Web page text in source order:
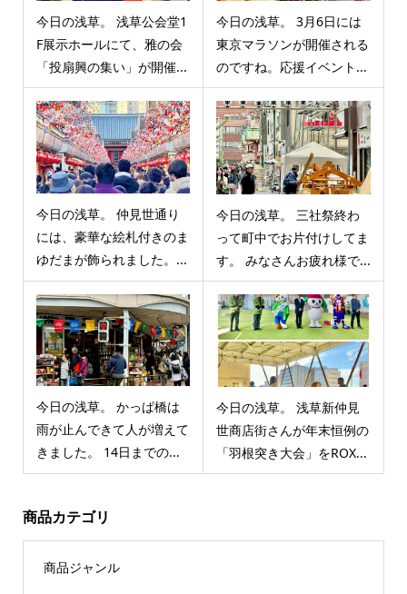
今日の浅草。 浅草公会堂1
F展示ホールにて、雅の会
「投扇興の集い」が開催...
今日の浅草。 3月6日には
東京マラソンが開催される
のですね。応援イベント...
今日の浅草。 仲見世通り
には、豪華な絵札付きのま
ゆだまが飾られました。...
今日の浅草。 三社祭終わ
って町中でお片付けしてま
す。 みなさんお疲れ様で...
今日の浅草。 かっぱ橋は
雨が止んできて人が増えて
きました。 14日までの...
今日の浅草。 浅草新仲見
世商店街さんが年末恒例の
「羽根突き大会」をROX...
商品カテゴリ
商品ジャンル